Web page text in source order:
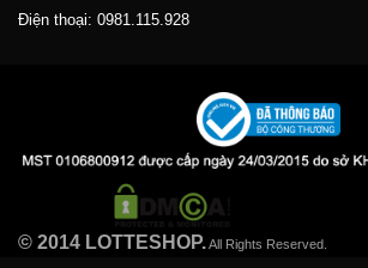
Điện thoại: 0981.115.928
© 2014 LOTTESHOP.All Rights Reserved.